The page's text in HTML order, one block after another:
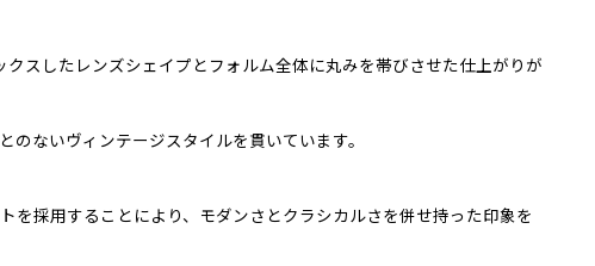
スしたレンズシェイプとフォルム全体に丸みを帯びさせた仕上がりが
ないヴィンテージスタイルを貫いています。
採用することにより、モダンさとクラシカルさを併せ持った印象を